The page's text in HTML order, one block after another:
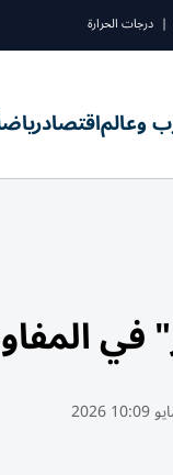
| درجات الحرارة
وعالماقتصاد